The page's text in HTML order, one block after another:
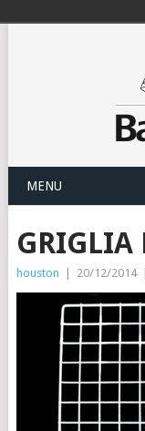
MENU
houston 20/12/2014